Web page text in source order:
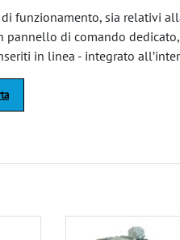
funzionamento, sia relativi
di comando
in linea - integrato